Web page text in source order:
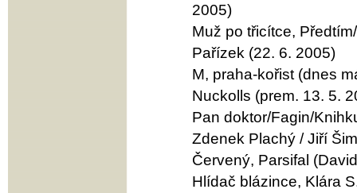
2005)
Muž po třicítce,
Pařízek (22. 6. 2005)
M, praha-kořist (dnes
Nuckolls (prem. 13. 5.
Pan doktor/Fagin/
Zdenek Plachý / Jiří
Červený, Parsifal
Hlídač blázince, Klára